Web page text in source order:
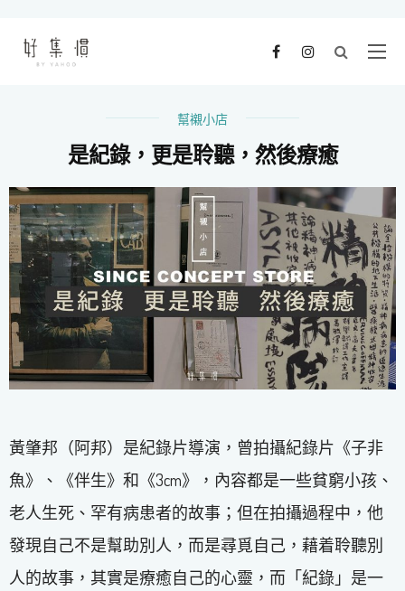
幫襯小店
是紀錄，更是聆聽，然後療癒
黃肇邦（阿邦）是紀錄片導演，曾拍攝紀錄片《子非
魚》、《伴生》和《3cm》，內容都是一些貧窮小孩、
老人生死、罕有病患者的故事；但在拍攝過程中，他
發現自己不是幫助別人，而是尋覓自己，藉着聆聽別
人的故事，其實是療癒自己的心靈，而「紀錄」是一